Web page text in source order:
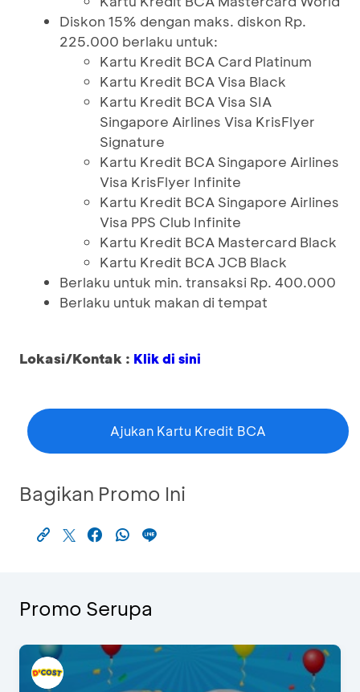
Diskon 15% dengan maks. diskon Rp.
225.000 berlaku untuk:
Kartu Kredit BCA Card Platinum
Kartu Kredit BCA Visa Black
Kartu Kredit BCA Visa SIA
Singapore Airlines Visa KrisFlyer
Signature
Kartu Kredit BCA Singapore Airlines
Visa KrisFlyer Infinite
Kartu Kredit BCA Singapore Airlines
Visa PPS Club Infinite
Kartu Kredit BCA Mastercard Black
Kartu Kredit BCA JCB Black
Berlaku untuk min. transaksi Rp. 400.000
Berlaku untuk makan di tempat
Lokasi/Kontak : Klik di sini
Ajukan Kartu Kredit BCA
Bagikan Promo Ini
Promo Serupa